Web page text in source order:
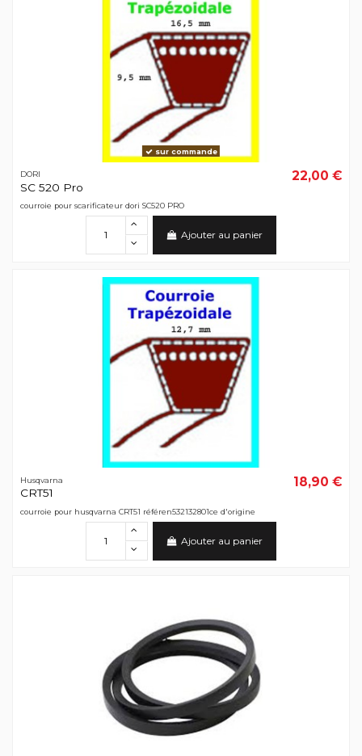
sur commande
DORI
SC 520 Pro
22,00 €
courroie pour scarificateur dori SC520 PRO
Ajouter au panier
Husqvarna
CRT51
18,90 €
courroie pour husqvarna CRT51 référen532132801ce d'origine
Ajouter au panier